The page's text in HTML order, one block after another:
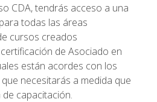
CDA, tendrás acceso a una
todas las áreas
cursos creados
de Asociado en
están acordes con los
necesitarás a medida que
capacitación.